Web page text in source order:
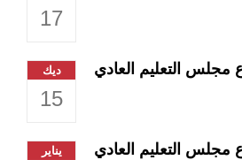
17
ديك
15
مجلس التعليم العادي
يناير مجلس التعليم العادي